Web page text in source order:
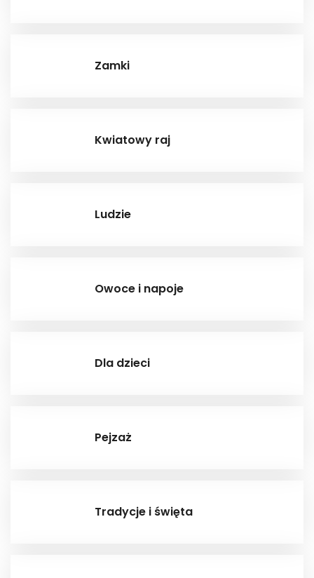
Zamki
Kwiatowy raj
Ludzie
Owoce i napoje
Dla dzieci
Pejzaż
Tradycje i święta